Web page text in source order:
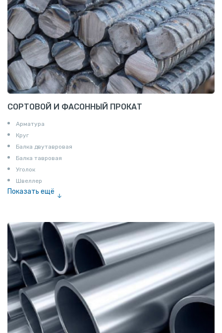
СОРТОВОЙ И ФАСОННЫЙ ПРОКАТ
Арматура
Круг
Балка двутавровая
Балка тавровая
Уголок
Швеллер
Показать ещё
Катанка
Шестигранник
Полособульб
Полукруг
Шпунт Ларсена